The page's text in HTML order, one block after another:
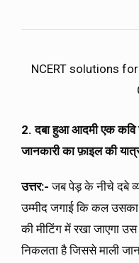
NCERT solutions
2. दबा हुआ आदमी एक
जानकारी का फ़ाइल की
उत्तर:- जब पेड़ के नीचे दबे
उम्मीद जगाई कि कल
की मीटिंग में रखा जाएगा
निकलता है जिससे माली